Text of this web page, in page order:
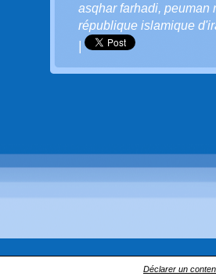
asqhar farhadi, peuman
république islamique
Déclarer un